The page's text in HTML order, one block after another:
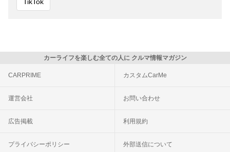
カーライフを楽しむ全ての人に クルマ情報マガジン
CARPRIME カスタムCarMe
運営会社 お問い合わせ
広告掲載 利用規約
プライバシーポリシー 外部送信について